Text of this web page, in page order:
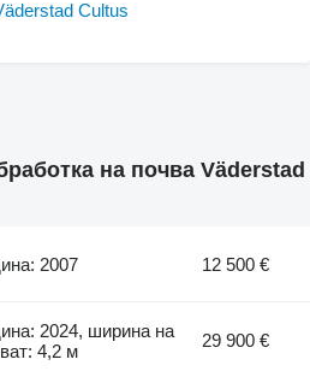
Cultus
на почва Väderstad
2007 12 500 €
2024, ширина на
4,2 м
29 900 €